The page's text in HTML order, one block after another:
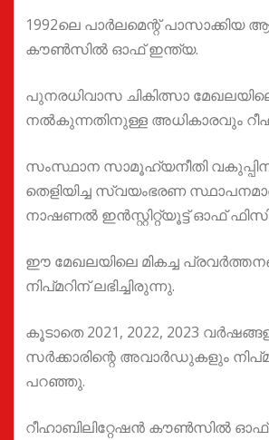
1992ലെ പാര്‍ലമെന്റ് പാസാക്കിയ
കൗണ്‍സില്‍ ഓഫ് ഇന്ത്യ.
പുനരധിവാസ ചികിത്സാ
നല്‍കുന്നതിനുള്ള അധികാരവും
സംസ്ഥാന സാമൂഹ്യനീതി വകുപ്പിന്
തെളിയിച്ച സ്വയംഭരണ
നാഷണല്‍ ഇന്‍സ്റ്റിറ്റ്യൂട്ട് ഓഫ്
ഈ മേഖലയിലെ മികച്ച
നിപ്മറിന് ലഭിച്ചിരുന്നു.
കൂടാതെ 2021, 2022, 2023
സര്‍ക്കാരിന്റെ അവാര്‍ഡുകളും
പറഞ്ഞു.
റീഹാബിലിറ്റേഷന്‍ കൗണ്‍സില്‍